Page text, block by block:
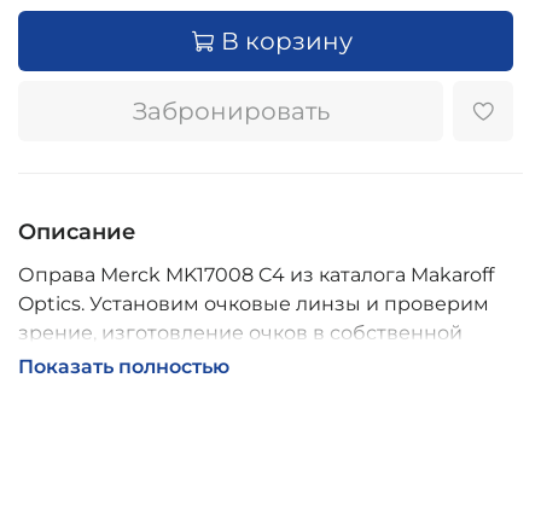
В корзину
Забронировать
Описание
Оправа Merck MK17008 C4 из каталога Makaroff
Optics. Установим очковые линзы и проверим
зрение, изготовление очков в собственной
мастерской, обычно 2–5 дней, индивидуальные
Показать полностью